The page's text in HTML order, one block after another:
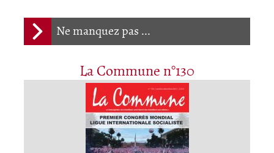
Ne manquez pas ...
La Commune n°130